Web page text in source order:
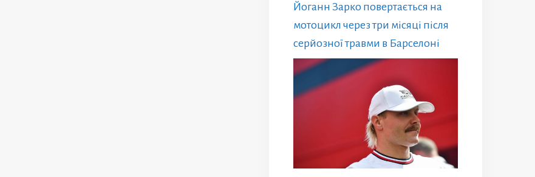
Йоганн Зарко повертається на
мотоцикл через три місяці після
серйозної травми в Барселоні